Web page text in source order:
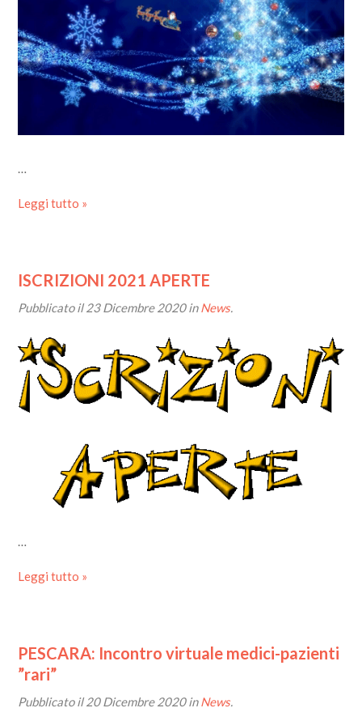
…
Leggi tutto »
ISCRIZIONI 2021 APERTE
Pubblicato il23 Dicembre 2020inNews.
…
Leggi tutto »
PESCARA: Incontro virtuale medici-pazienti
”rari”
Pubblicato il20 Dicembre 2020inNews.